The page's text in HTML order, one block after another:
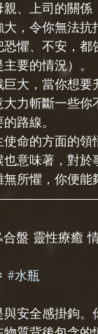
、上司的關
，令你無法
懼、不安，
要的情況）。
大，當你想
力斬斷一些
路線。
命的方面的
意味著，對
所懼，你便能
盤 靈性療癒
#水瓶
安全感掛鉤